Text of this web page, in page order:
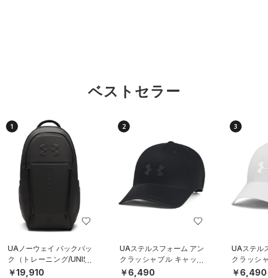
ベストセラー
1
UAノーウェイ バックパッ
ク（トレーニング/UNISE
X）
￥19,910
2
UAステルスフォーム アン
クラッシャブル キャップ
（ライフスタイル/UNISE
￥6,490
3
UAステル
クラッシ
（ライフ
￥6,490